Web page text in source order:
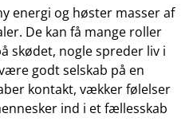
energi og høster masser af
De kan få mange roller
skødet, nogle spreder liv i
godt selskab på en
kontakt, vækker følelser
ind i et fællesskab